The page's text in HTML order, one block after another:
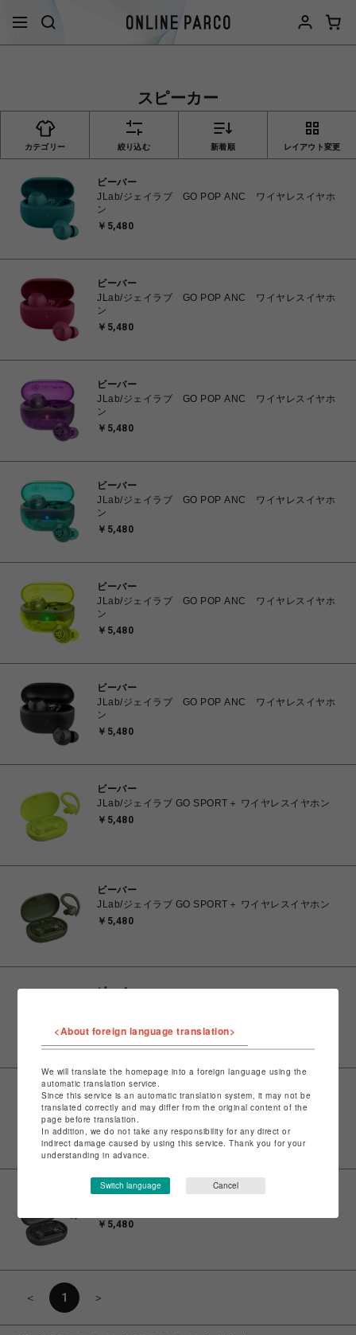
スピーカー
カテゴリー 絞り込む 新着順 レイアウト変更
ビーバー
JLab/ジェイラブ GO POP ANC ワイヤレスイヤホ
ン
￥5,480
ビーバー
JLab/ジェイラブ GO POP ANC ワイヤレスイヤホ
ン
￥5,480
ビーバー
JLab/ジェイラブ GO POP ANC ワイヤレスイヤホ
ン
￥5,480
ビーバー
JLab/ジェイラブ GO POP ANC ワイヤレスイヤホ
ン
￥5,480
ビーバー
JLab/ジェイラブ GO POP ANC ワイヤレスイヤホ
ン
￥5,480
ビーバー
JLab/ジェイラブ GO POP ANC ワイヤレスイヤホ
ン
￥5,480
ビーバー
JLab/ジェイラブ GO SPORT＋ ワイヤレスイヤホン
￥5,480
ビーバー
JLab/ジェイラブ GO SPORT＋ ワイヤレスイヤホン
￥5,480
ビーバー
ビーバー
JLab/ジェイラブ FLEX ワイヤレスイヤホン イヤ
ーカフ型
￥9,900
ビーバー
￥5,480
＜ 1 ＞
<About foreign language translation>
We will translate the homepage into a foreign language using the
automatic translation service.
Since this service is an automatic translation system, it may not be
translated correctly and may differ from the original content of the
page before translation.
In addition, we do not take any responsibility for any direct or
indirect damage caused by using this service. Thank you for your
understanding in advance.
Switch language Cancel